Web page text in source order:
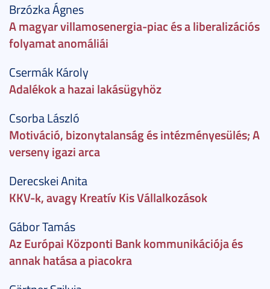
Brzózka Ágnes
A magyar villamosenergia-piac és a liberalizációs
folyamat anomáliái
Csermák Károly
Adalékok a hazai lakásügyhöz
Csorba László
Motiváció, bizonytalanság és intézményesülés; A
verseny igazi arca
Derecskei Anita
KKV-k, avagy Kreatív Kis Vállalkozások
Gábor Tamás
Az Európai Központi Bank kommunikációja és
annak hatása a piacokra